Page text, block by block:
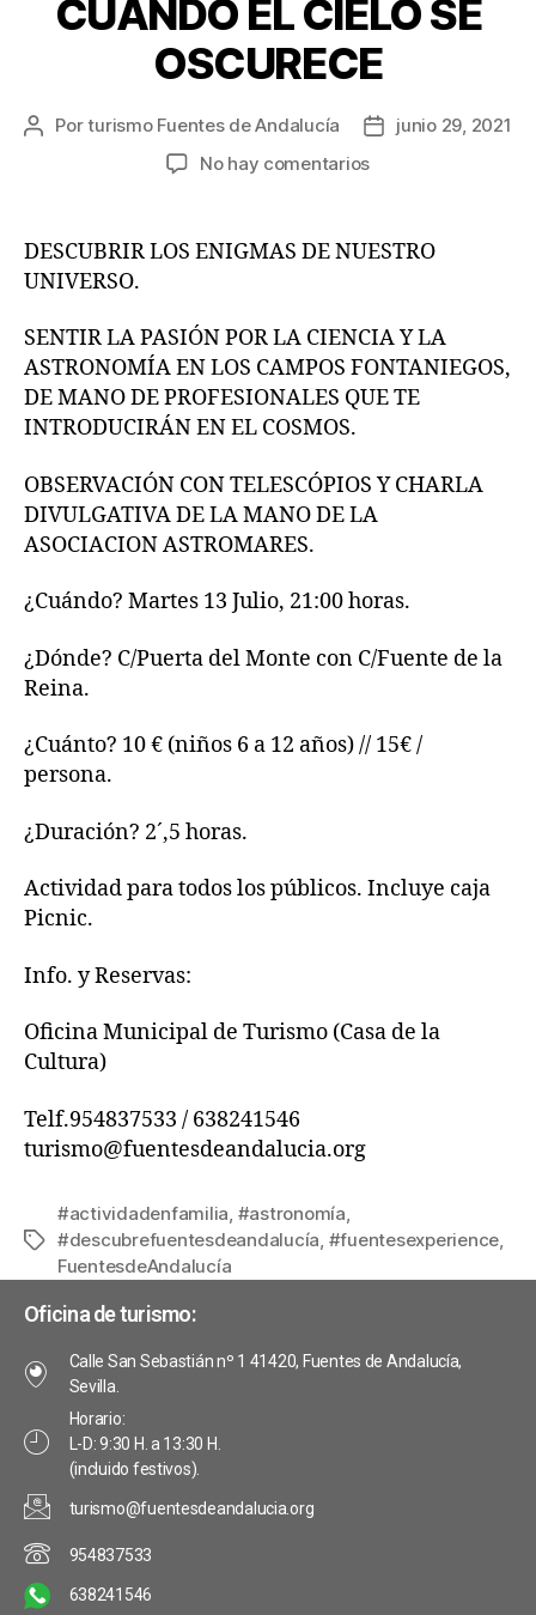
CUANDO EL CIELO SE
OSCURECE
Porturismo Fuentes de Andalucía
junio 29, 2021
No hay comentarios
DESCUBRIR LOS ENIGMAS DE NUESTRO
UNIVERSO.
SENTIR LA PASIÓN POR LA CIENCIA Y LA
ASTRONOMÍA EN LOS CAMPOS FONTANIEGOS,
DE MANO DE PROFESIONALES QUE TE
INTRODUCIRÁN EN EL COSMOS.
OBSERVACIÓN CON TELESCÓPIOS Y CHARLA
DIVULGATIVA DE LA MANO DE LA
ASOCIACION ASTROMARES.
¿Cuándo? Martes 13 Julio, 21:00 horas.
¿Dónde? C/Puerta del Monte con C/Fuente de la
Reina.
¿Cuánto? 10 € (niños 6 a 12 años) // 15€ /
persona.
¿Duración? 2´,5 horas.
Actividad para todos los públicos. Incluye caja
Picnic.
Info. y Reservas:
Oficina Municipal de Turismo (Casa de la
Cultura)
Telf.954837533 / 638241546
turismo@fuentesdeandalucia.org
#actividadenfamilia #astronomía
#descubrefuentesdeandalucía #fuentesexperience
FuentesdeAndalucía
Oficina de turismo:
Calle San Sebastián nº 1 41420, Fuentes de Andalucía,
Sevilla.
Horario:
L-D: 9:30 H. a 13:30 H.
(incluido festivos).
turismo@fuentesdeandalucia.org
954837533
638241546